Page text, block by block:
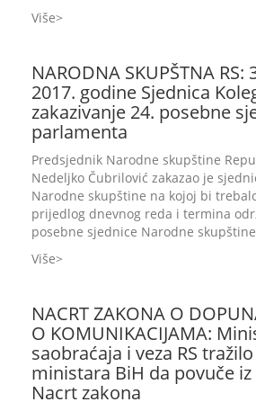
Više
NARODNA SKUPŠTNA
2017. godine Sjednica
zakazivanje 24. posebne
parlamenta
Predsjednik Narodne skupštine
Nedeljko Čubrilović zakazao je
Narodne skupštine na kojoj bi
prijedlog dnevnog reda i termina
posebne sjednice Narodne
Više
NACRT ZAKONA O
O KOMUNIKACIJAMA:
saobraćaja i veza RS
ministara BiH da povuče
Nacrt zakona